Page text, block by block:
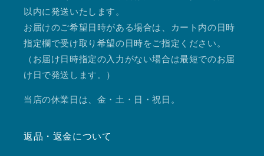
以内に発送いたします。
お届けのご希望日時がある場合は、カート内の日時
指定欄で受け取り希望の日時をご指定ください。
（お届け日時指定の入力がない場合は最短でのお届
け日で発送します。）
当店の休業日は、金・土・日・祝日。
返品・返金について